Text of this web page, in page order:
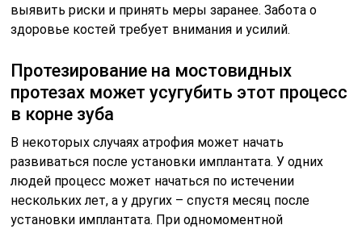
выявить риски и принять меры заранее. Забота о
здоровье костей требует внимания и усилий.
Протезирование на мостовидных
протезах может усугубить этот процесс
в корне зуба
В некоторых случаях атрофия может начать
развиваться после установки имплантата. У одних
людей процесс может начаться по истечении
нескольких лет, а у других – спустя месяц после
установки имплантата. При одномоментной